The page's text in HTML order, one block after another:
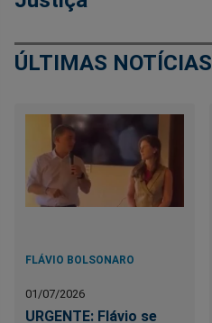
ÚLTIMAS NOTÍCIAS
FLÁVIO BOLSONARO
01/07/2026
URGENTE: Flávio se